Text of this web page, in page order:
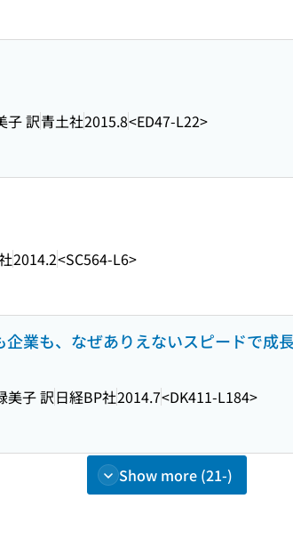
子 訳青土社2015.8<ED47-L22>
2014.2<SC564-L6>
業も、なぜありえないスピードで成
美子 訳日経BP社2014.7<DK411-L184>
Show more (21-)